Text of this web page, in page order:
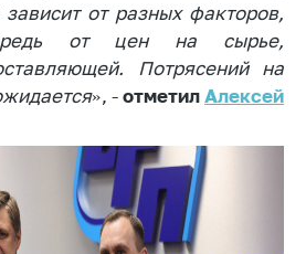
от разных факторов,
от цен на сырье,
Потрясений на
», -отметилАлексей